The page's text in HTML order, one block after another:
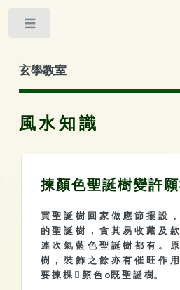
玄學教室
風水知識
揀顏色聖誕樹變許
買 聖 誕 樹 回 家 做 應 節 擺 設
的 聖 誕 樹 ， 貪 其 易 收 藏 及
連 吹 氣 藍 色 聖 誕 樹 都 有 。
樹 ， 裝 飾 之 餘 亦 有 催 旺 作
要 揀 棵  顏 色 o既 聖 誕 樹。